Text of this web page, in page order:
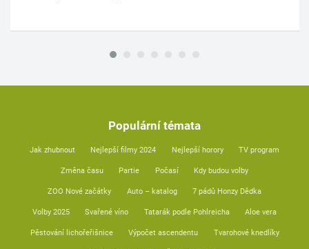
Populární témata
Jak zhubnout Nejlepší filmy 2024 Nejlepší horory TV program
Změna času Partie Počasí Kdy budou volby
ZOO Nové začátky Auto – katalog 7 pádů Honzy Dědka
Volby 2025 Svařené víno Tatarák podle Pohlreicha Aloe vera
Pěstování lichořeřišnice Výpočet ascendentu Tvarohové knedlíky